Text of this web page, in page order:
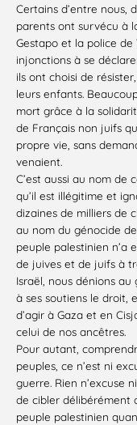
Certains d’entre nous,
parents ont survécu à
Gestapo et la police de
injonctions à se
ils ont choisi de
leurs enfants.
mort grâce à la
de Français non juifs
propre vie, sans
venaient.
C’est aussi au nom de
qu’il est illégitime et
dizaines de milliers de
au nom du génocide
peuple palestinien n’a
de juives et de juifs à
Israël, nous dénions
à ses soutiens le droit,
d’agir à Gaza et en
celui de nos ancêtres.
Pour autant,
peuples, ce n’est ni
guerre. Rien n’excuse
de cibler délibérément
peuple palestinien